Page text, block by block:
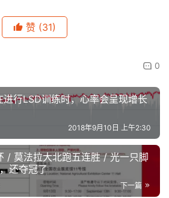
，如若转载，请注明出处：